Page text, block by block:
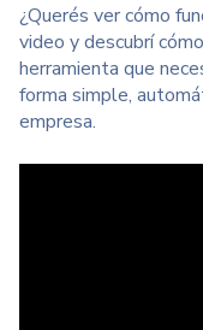
¿Querés ver cómo
video y descubrí
herramienta que
forma simple,
empresa.